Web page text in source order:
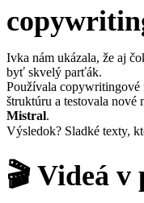
Ivka nám ukázala, že aj
byť skvelý parťák.
Používala
štruktúru a testovala nové
Mistral.
Výsledok? Sladké texty,
🎬 Videá